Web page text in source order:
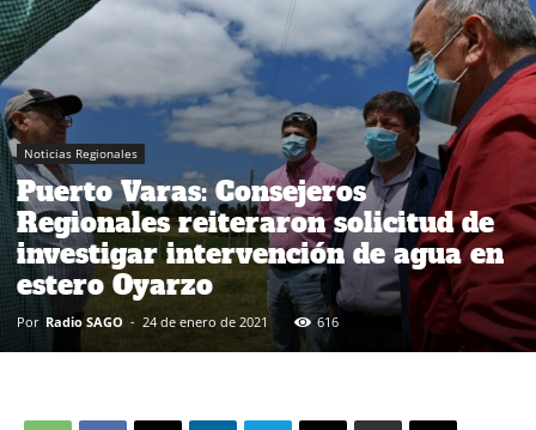
Noticias Regionales
Puerto Varas: Consejeros
Regionales reiteraron solicitud de
investigar intervención de agua en
estero Oyarzo
Por Radio SAGO - 24 de enero de 2021 616